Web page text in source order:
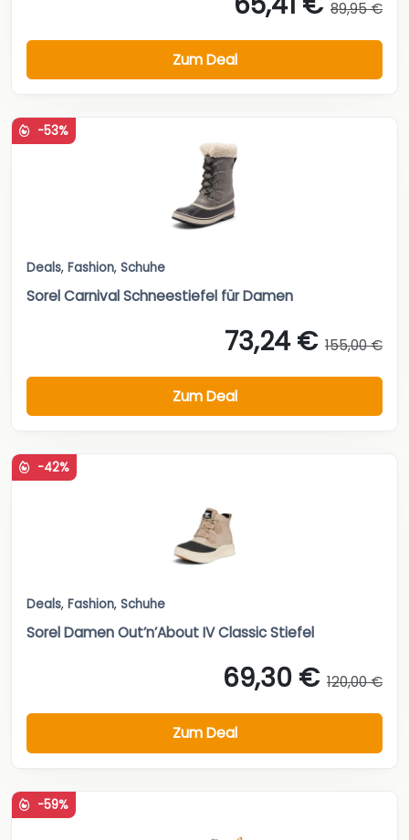
89,95 €
Zum Deal
-53%
Deals, Fashion, Schuhe
Sorel Carnival Schneestiefel für Damen
73,24 € 155,00 €
Zum Deal
-42%
Deals, Fashion, Schuhe
Sorel Damen Out’n’About IV Classic Stiefel
69,30 € 120,00 €
Zum Deal
-59%